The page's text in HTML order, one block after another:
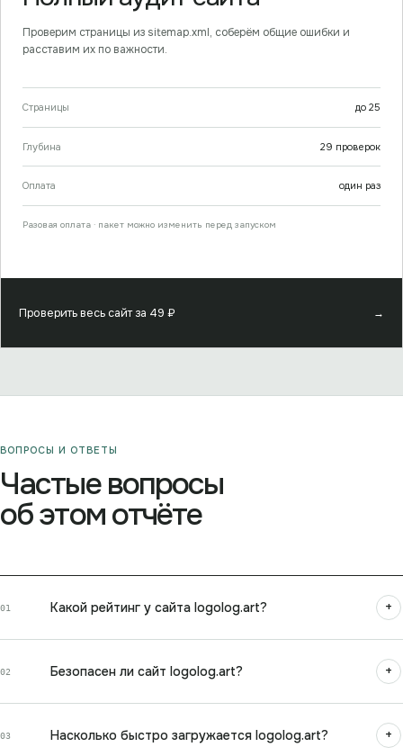
Проверим страницы из sitemap.xml, соберём общие ошибки и
расставим их по важности.
Страницы до 25
Глубина 29 проверок
Оплата один раз
Разовая оплата · пакет можно изменить перед запуском
Проверить весь сайт за 49 ₽ →
ВОПРОСЫ И ОТВЕТЫ
Частые вопросы
об этом отчёте
01 Какой рейтинг у сайта logolog.art? +
02 Безопасен ли сайт logolog.art? +
03 Насколько быстро загружается logolog.art? +